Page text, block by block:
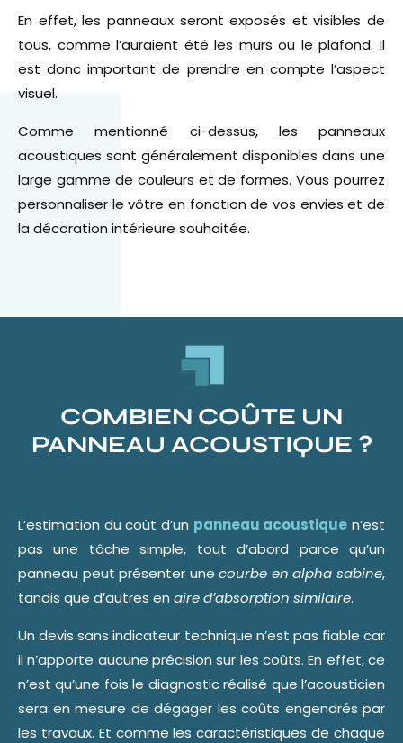
En effet, les panneaux seront exposés et visibles de
tous, comme l’auraient été les murs ou le plafond. Il
est donc important de prendre en compte l’aspect
visuel.
Comme mentionné ci-dessus, les panneaux
acoustiques sont généralement disponibles dans une
large gamme de couleurs et de formes. Vous pourrez
personnaliser le vôtre en fonction de vos envies et de
la décoration intérieure souhaitée.
COMBIEN COÛTE UN
PANNEAU ACOUSTIQUE ?
L’estimation du coût d’un panneau acoustique n’est
pas une tâche simple, tout d’abord parce qu’un
panneau peut présenter unecourbe en alpha sabine,
tandis que d’autres en aire d’absorption similaire.
Un devis sans indicateur technique n’est pas fiable car
il n’apporte aucune précision sur les coûts. En effet, ce
n’est qu’une fois le diagnostic réalisé que l’acousticien
sera en mesure de dégager les coûts engendrés par
les travaux. Et comme les caractéristiques de chaque